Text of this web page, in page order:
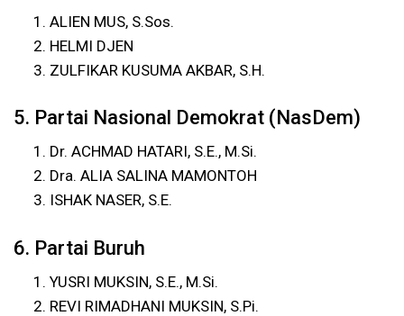
ALIEN MUS, S.Sos.
HELMI DJEN
ZULFIKAR KUSUMA AKBAR, S.H.
5. Partai Nasional Demokrat (NasDem)
Dr. ACHMAD HATARI, S.E., M.Si.
Dra. ALIA SALINA MAMONTOH
ISHAK NASER, S.E.
6. Partai Buruh
YUSRI MUKSIN, S.E., M.Si.
REVI RIMADHANI MUKSIN, S.Pi.